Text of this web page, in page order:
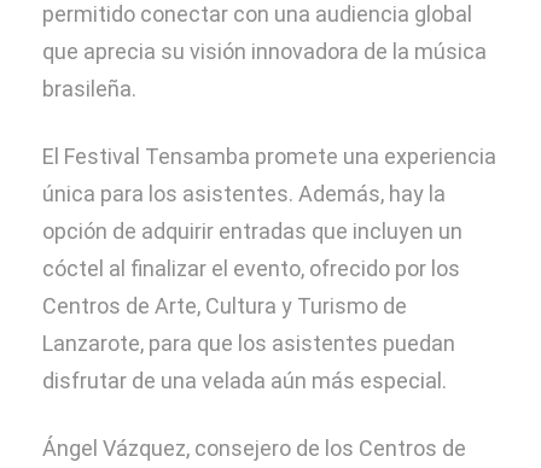
permitido conectar con una audiencia global
que aprecia su visión innovadora de la música
brasileña.
El Festival Tensamba promete una experiencia
única para los asistentes. Además, hay la
opción de adquirir entradas que incluyen un
cóctel al finalizar el evento, ofrecido por los
Centros de Arte, Cultura y Turismo de
Lanzarote, para que los asistentes puedan
disfrutar de una velada aún más especial.
Ángel Vázquez, consejero de los Centros de